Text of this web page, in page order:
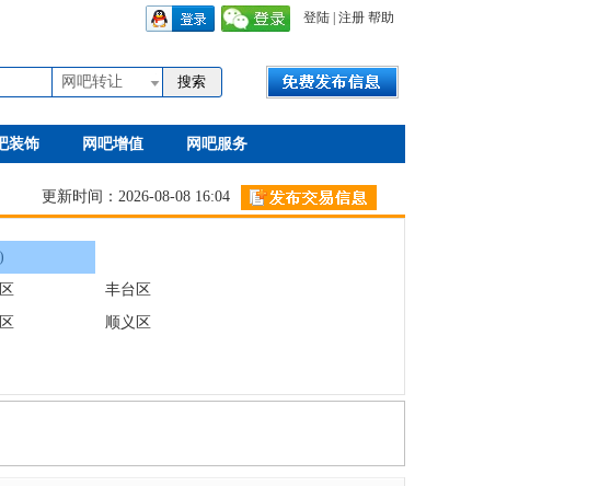
登陆 注册 帮助
网吧转让
装饰 网吧增值 网吧服务
更新时间：2026-08-08 16:04
丰台区
顺义区